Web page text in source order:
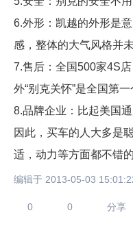
6.外形：凯越的外形是
感，整体的大气风格并
7.售后：全国500家4S
外“别克关怀”是全国第
8.品牌企业：比起美国
因此，买车的人大多是
适，动力等方面都不错的
编辑于 2013-05-03
0 0 分享
持优酷